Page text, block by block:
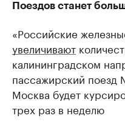
Поездов станет
«Российские
увеличивают
калининградском
пассажирский поезд
Москва будет
трех раз в неделю